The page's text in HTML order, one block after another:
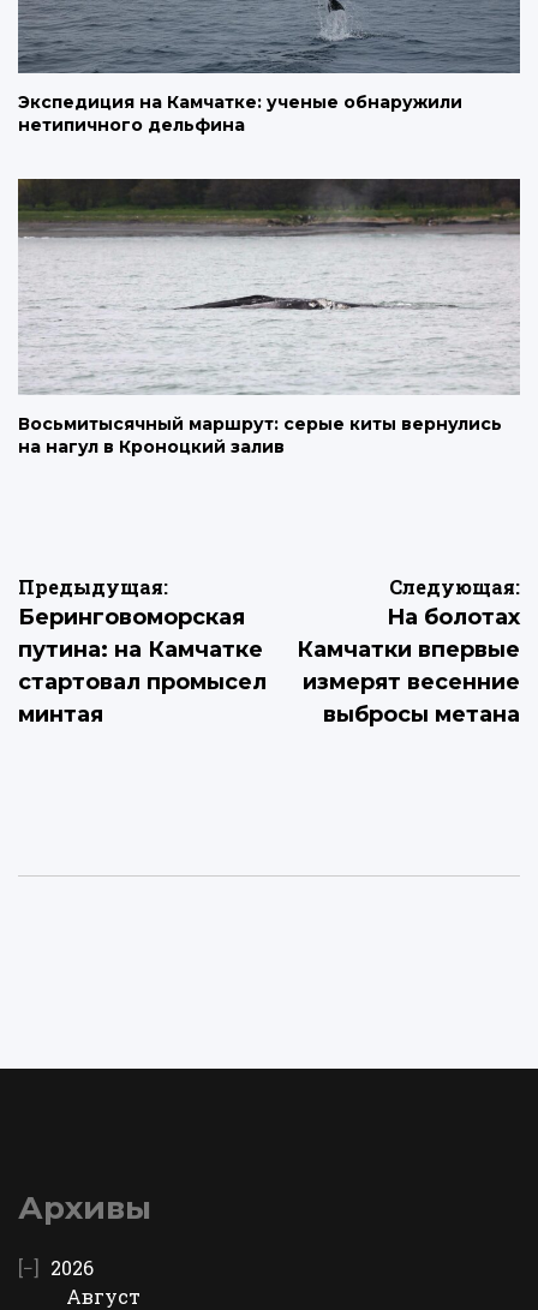
Экспедиция на Камчатке: ученые обнаружили
нетипичного дельфина
Восьмитысячный маршрут: серые киты вернулись
на нагул в Кроноцкий залив
Навигация
по
записям
Предыдущая:
Беринговоморская
путина: на Камчатке
стартовал промысел
минтая
Следующая:
На болотах
Камчатки впервые
измерят весенние
выбросы метана
Архивы
2026
Август